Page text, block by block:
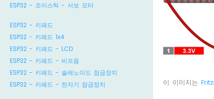
ESP32 - 조이스틱 - 서보 모터
ESP32 - 키패드
ESP32 - 키패드 1x4
ESP32 - 키패드 - LCD
ESP32 - 키패드 - 비프음
ESP32 - 키패드 - 솔레노이드 잠금장치
ESP32 - 키패드 - 전자기 잠금장치
이 이미지는